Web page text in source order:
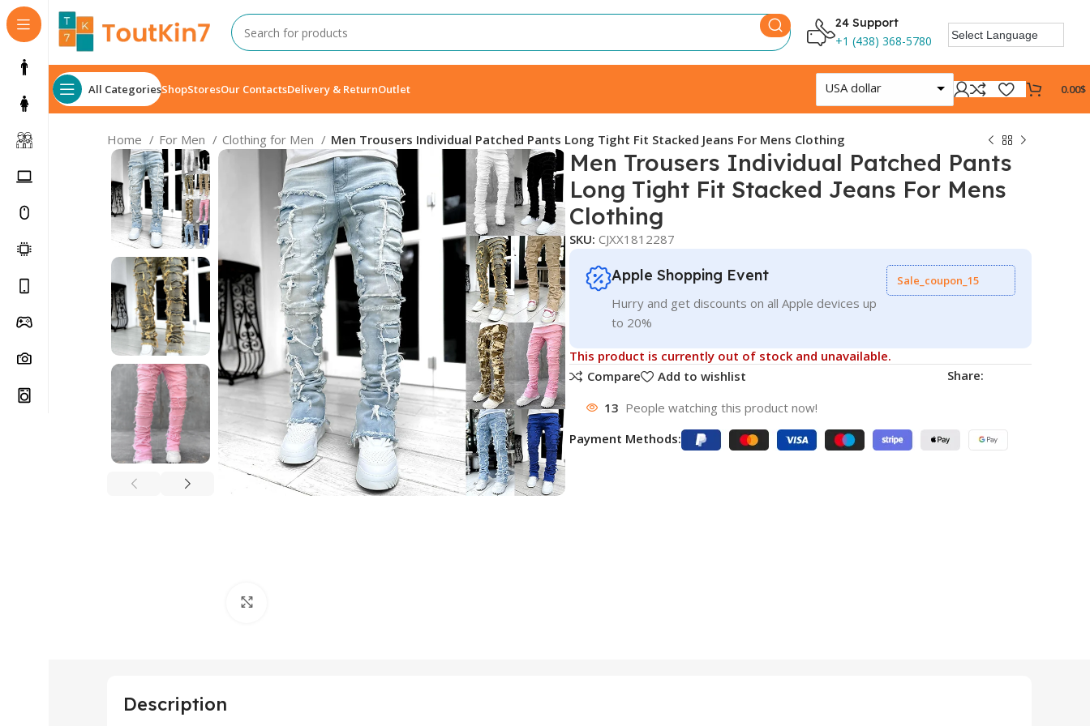
24 Support
+1 (438) 368-5780
All CategoriesShopStoresOur ContactsDelivery & ReturnOutlet USA dollar 0.00$
Home For Men Clothing for Men Men Trousers Individual Patched Pants Long Tight Fit Stacked Jeans For Mens Clothing
Men Trousers Individual Patched Pants
Long Tight Fit Stacked Jeans For Mens
Clothing
SKU: CJXX1812287
Apple Shopping Event
Hurry and get discounts on all Apple devices up
to 20%
Sale_coupon_15
This product is currently out of stock and unavailable.
Compare
Add to wishlist Share:
13 People watching this product now!
Payment Methods:
Description